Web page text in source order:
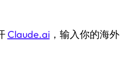
Claude.ai，输入你的海外